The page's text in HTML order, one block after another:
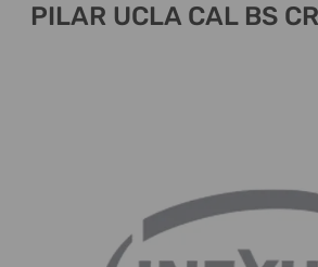
PILAR UCLA CAL BS